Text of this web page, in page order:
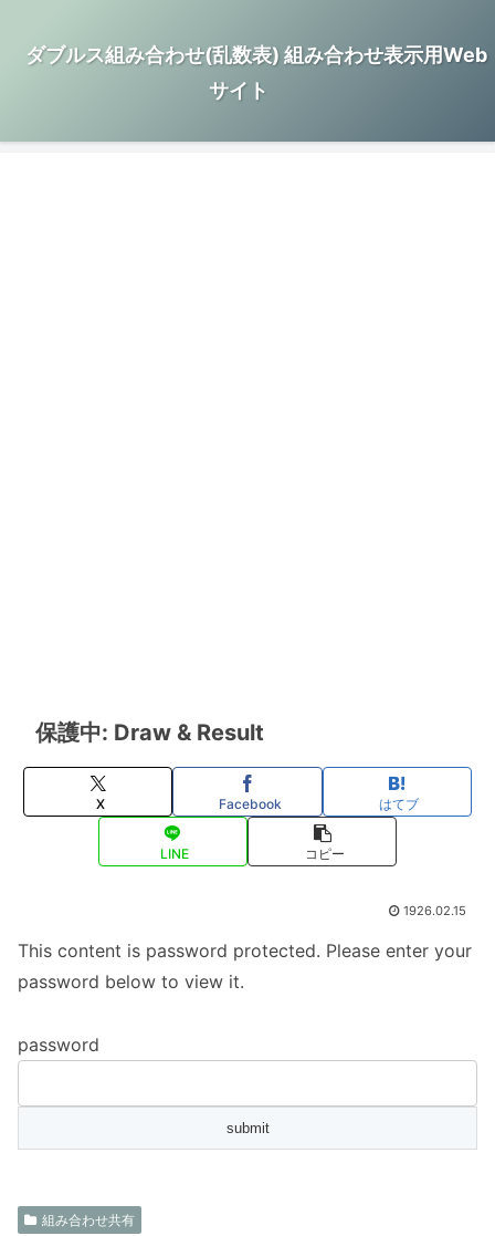
ダブルス組み合わせ(乱数表) 組み合わせ表示用Web
サイト
保護中: Draw & Result
X Facebook はてブ
LINE コピー
1926.02.15
This content is password protected. Please enter your
password below to view it.
password
組み合わせ共有